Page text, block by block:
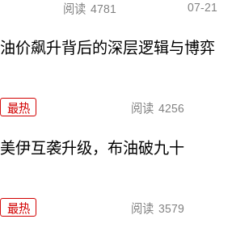
阅读 4781 07-21
油价飙升背后的深层逻辑与博弈
最热 阅读 4256
美伊互袭升级，布油破九十
最热 阅读 3579